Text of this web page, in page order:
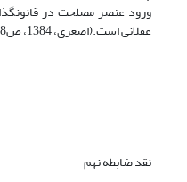
ورود عنصر مصلحت در
عقلانی است.(اصغری، 1384، ص198)
نقد ضابطه نهم